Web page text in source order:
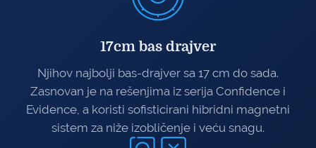
17cm bas drajver
Njihov najbolji bas-drajver sa 17 cm do sada.
Zasnovan je na rešenjima iz serija Confidence i
Evidence, a koristi sofisticirani hibridni magnetni
sistem za niže izobličenje i veću snagu.